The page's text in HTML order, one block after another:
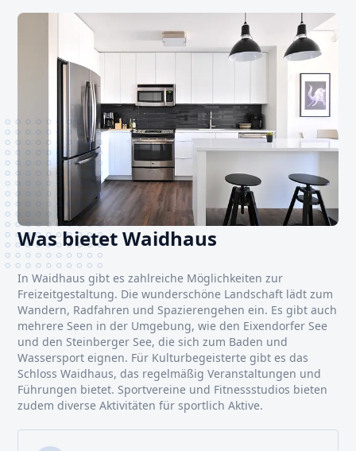
Was bietet Waidhaus
In Waidhaus gibt es zahlreiche Möglichkeiten zur
Freizeitgestaltung. Die wunderschöne Landschaft lädt zum
Wandern, Radfahren und Spazierengehen ein. Es gibt auch
mehrere Seen in der Umgebung, wie den Eixendorfer See
und den Steinberger See, die sich zum Baden und
Wassersport eignen. Für Kulturbegeisterte gibt es das
Schloss Waidhaus, das regelmäßig Veranstaltungen und
Führungen bietet. Sportvereine und Fitnessstudios bieten
zudem diverse Aktivitäten für sportlich Aktive.